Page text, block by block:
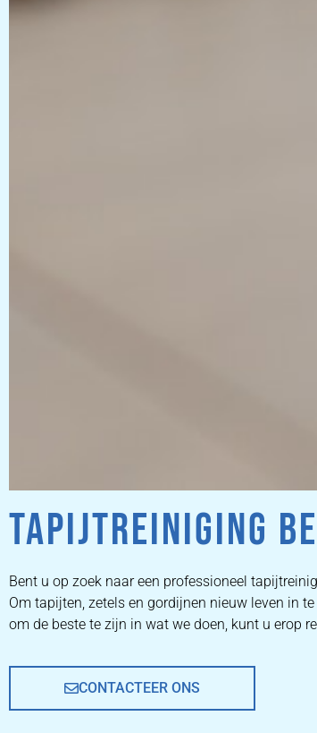
ZETEL
ZETEL REINIGEN
TAPIJTREINIGING
Bent u op zoek naar een professioneel
Om tapijten, zetels en gordijnen nieuw leven in
om de beste te zijn in wat we doen, kunt u erop
CONTACTEER ONS